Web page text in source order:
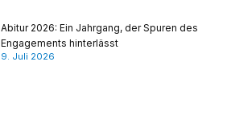
Abitur 2026: Ein Jahrgang, der Spuren des
Engagements hinterlässt
9. Juli 2026